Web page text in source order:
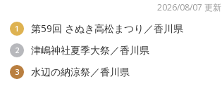
2026/08/07 更新
1 第59回 さぬき高松まつり／香川県
2 津嶋神社夏季大祭／香川県
3 水辺の納涼祭／香川県